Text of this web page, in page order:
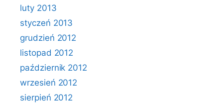
luty 2013
styczeń 2013
grudzień 2012
listopad 2012
październik 2012
wrzesień 2012
sierpień 2012